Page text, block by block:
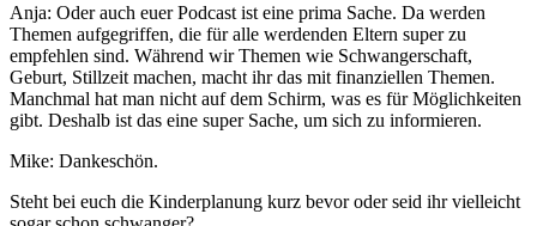
Anja: Oder auch euer Podcast ist eine prima Sache. Da werden
Themen aufgegriffen, die für alle werdenden Eltern super zu
empfehlen sind. Während wir Themen wie Schwangerschaft,
Geburt, Stillzeit machen, macht ihr das mit finanziellen Themen.
Manchmal hat man nicht auf dem Schirm, was es für Möglichkeiten
gibt. Deshalb ist das eine super Sache, um sich zu informieren.
Mike: Dankeschön.
Steht bei euch die Kinderplanung kurz bevor oder seid ihr vielleicht